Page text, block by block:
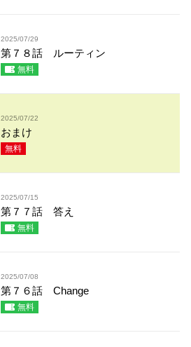
2025/07/29
第７８話 ルーティン
無料
2025/07/22
おまけ
無料
2025/07/15
第７７話 答え
無料
2025/07/08
第７６話 Change
無料